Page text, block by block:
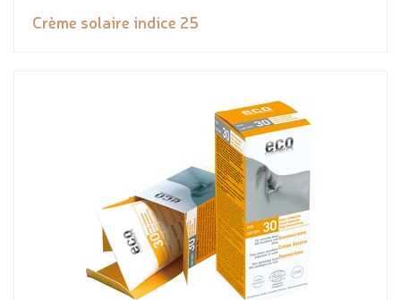
Crème solaire indice 25